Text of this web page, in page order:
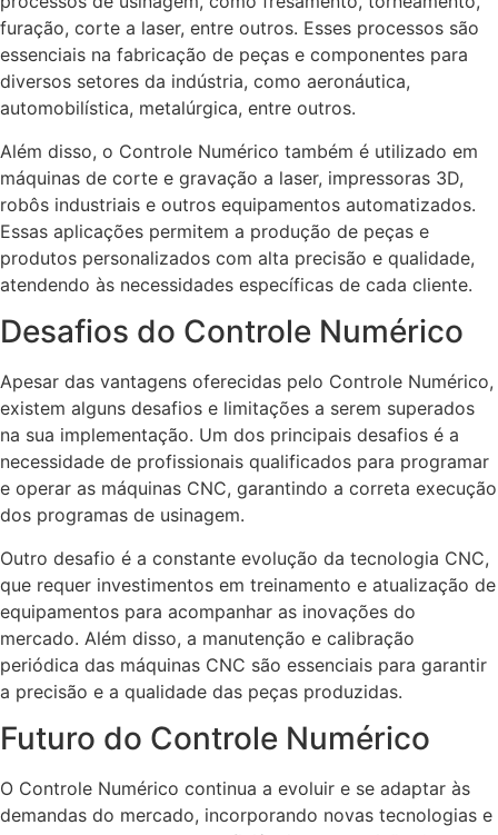
furação, corte a laser, entre outros. Esses processos são
essenciais na fabricação de peças e componentes para
diversos setores da indústria, como aeronáutica,
automobilística, metalúrgica, entre outros.
Além disso, o Controle Numérico também é utilizado em
máquinas de corte e gravação a laser, impressoras 3D,
robôs industriais e outros equipamentos automatizados.
Essas aplicações permitem a produção de peças e
produtos personalizados com alta precisão e qualidade,
atendendo às necessidades específicas de cada cliente.
Desafios do Controle Numérico
Apesar das vantagens oferecidas pelo Controle Numérico,
existem alguns desafios e limitações a serem superados
na sua implementação. Um dos principais desafios é a
necessidade de profissionais qualificados para programar
e operar as máquinas CNC, garantindo a correta execução
dos programas de usinagem.
Outro desafio é a constante evolução da tecnologia CNC,
que requer investimentos em treinamento e atualização de
equipamentos para acompanhar as inovações do
mercado. Além disso, a manutenção e calibração
periódica das máquinas CNC são essenciais para garantir
a precisão e a qualidade das peças produzidas.
Futuro do Controle Numérico
O Controle Numérico continua a evoluir e se adaptar às
demandas do mercado, incorporando novas tecnologias e